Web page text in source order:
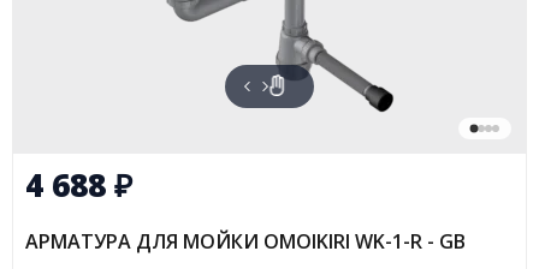
4 688₽
АРМАТУРА ДЛЯ МОЙКИ OMOIKIRI WK-1-R - GB